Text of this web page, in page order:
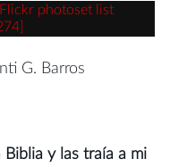
photoset list
G. Barros
Biblia y las traía a mi